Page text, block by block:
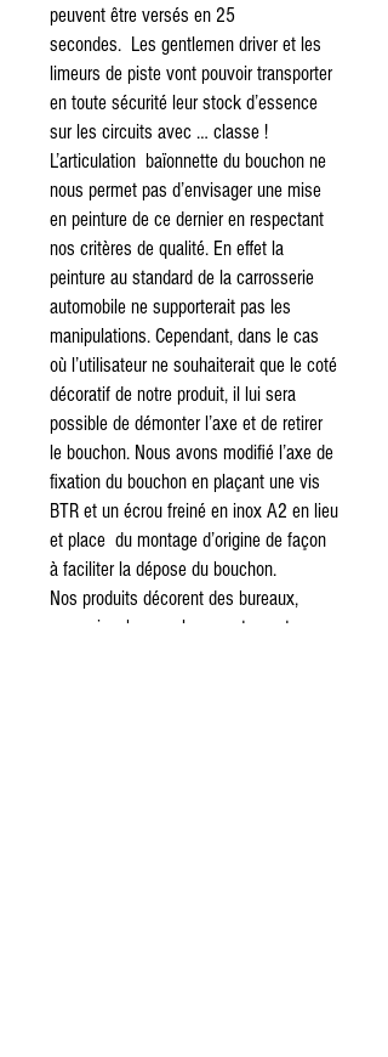
peuvent être versés en 25
secondes. Les gentlemen driver et les
limeurs de piste vont pouvoir transporter
en toute sécurité leur stock d’essence
sur les circuits avec … classe !
L’articulation baïonnette du bouchon ne
nous permet pas d’envisager une mise
en peinture de ce dernier en respectant
nos critères de qualité. En effet la
peinture au standard de la carrosserie
automobile ne supporterait pas les
manipulations. Cependant, dans le cas
où l’utilisateur ne souhaiterait que le coté
décoratif de notre produit, il lui sera
possible de démonter l’axe et de retirer
le bouchon. Nous avons modifié l’axe de
fixation du bouchon en plaçant une vis
BTR et un écrou freiné en inox A2 en lieu
et place du montage d’origine de façon
à faciliter la dépose du bouchon.
Nos produits décorent des bureaux,
magasins, bars, salons, restaurants,